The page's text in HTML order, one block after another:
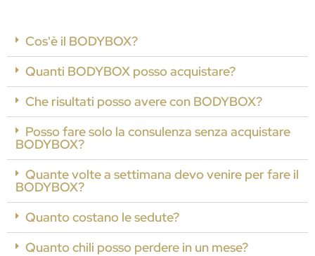
Cos'è il BODYBOX?
Quanti BODYBOX posso acquistare?
Che risultati posso avere con BODYBOX?
Posso fare solo la consulenza senza acquistare
BODYBOX?
Quante volte a settimana devo venire per fare il
BODYBOX?
Quanto costano le sedute?
Quanto chili posso perdere in un mese?